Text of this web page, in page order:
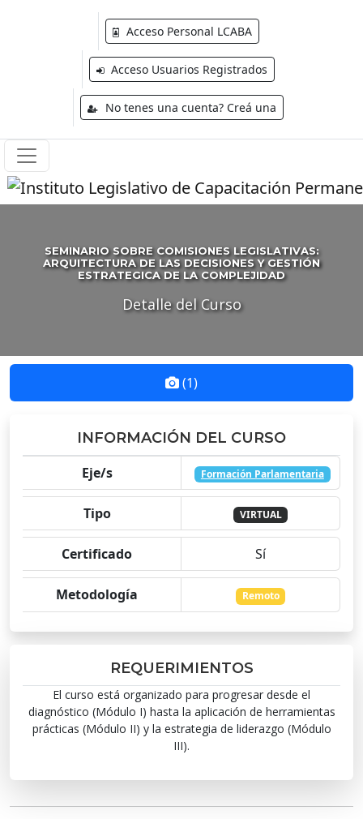
Acceso Personal LCABA
Acceso Usuarios Registrados
No tenes una cuenta? Creá una
SEMINARIO SOBRE COMISIONES LEGISLATIVAS:
ARQUITECTURA DE LAS DECISIONES Y GESTIÓN
ESTRATEGICA DE LA COMPLEJIDAD
Detalle del Curso
(1)
INFORMACIÓN DEL CURSO
Eje/s
Formación Parlamentaria
Tipo VIRTUAL
Certificado Sí
Metodología Remoto
REQUERIMIENTOS
El curso está organizado para progresar desde el
diagnóstico (Módulo I) hasta la aplicación de herramientas
prácticas (Módulo II) y la estrategia de liderazgo (Módulo
III).